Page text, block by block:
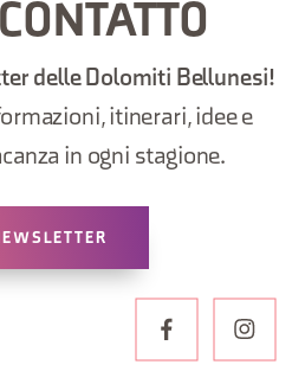
delle Dolomiti Bellunesi!
itinerari, idee e
in ogni stagione.